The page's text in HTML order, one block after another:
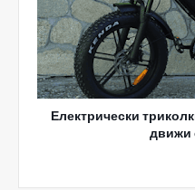
Електрически
движи